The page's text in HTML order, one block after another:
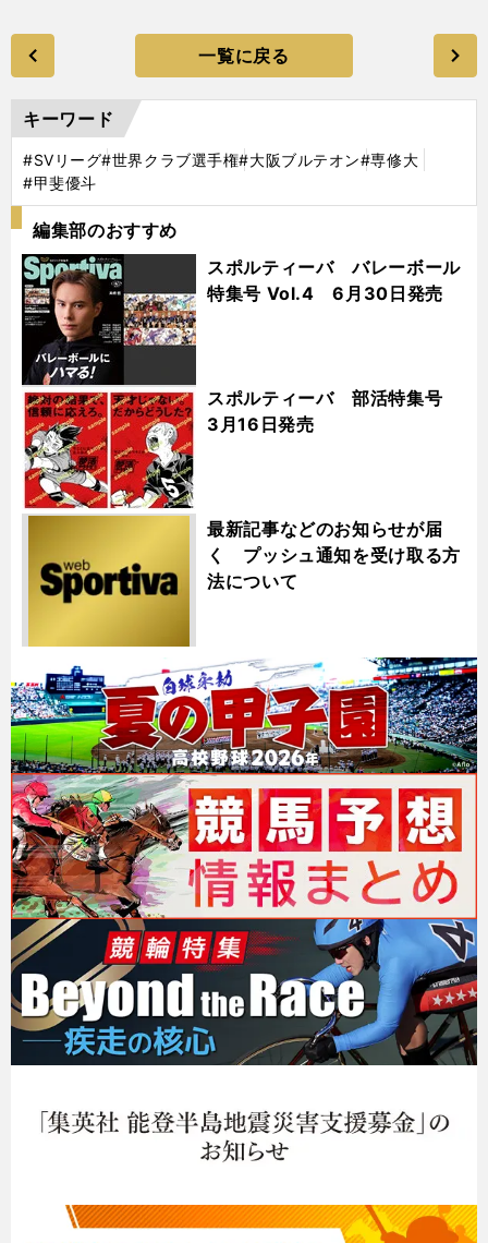
一覧に戻る
キーワード
#SVリーグ#世界クラブ選手権#大阪ブルテオン#専修大
#甲斐優斗
編集部のおすすめ
スポルティーバ バレーボール
特集号 Vol.4 6月30日発売
スポルティーバ 部活特集号
3月16日発売
最新記事などのお知らせが届
く プッシュ通知を受け取る方
法について